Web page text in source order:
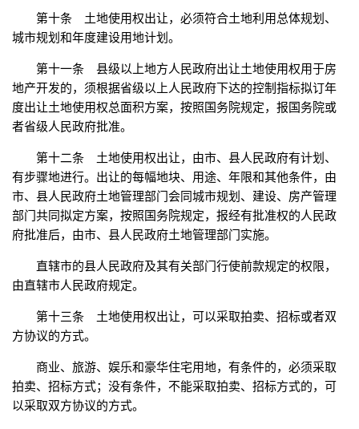
第十条 土地使用权出让，必须符合土地利用总体规划、
城市规划和年度建设用地计划。
第十一条 县级以上地方人民政府出让土地使用权用于房
地产开发的，须根据省级以上人民政府下达的控制指标拟订年
度出让土地使用权总面积方案，按照国务院规定，报国务院或
者省级人民政府批准。
第十二条 土地使用权出让，由市、县人民政府有计划、
有步骤地进行。出让的每幅地块、用途、年限和其他条件，由
市、县人民政府土地管理部门会同城市规划、建设、房产管理
部门共同拟定方案，按照国务院规定，报经有批准权的人民政
府批准后，由市、县人民政府土地管理部门实施。
直辖市的县人民政府及其有关部门行使前款规定的权限，
由直辖市人民政府规定。
第十三条 土地使用权出让，可以采取拍卖、招标或者双
方协议的方式。
商业、旅游、娱乐和豪华住宅用地，有条件的，必须采取
拍卖、招标方式；没有条件，不能采取拍卖、招标方式的，可
以采取双方协议的方式。